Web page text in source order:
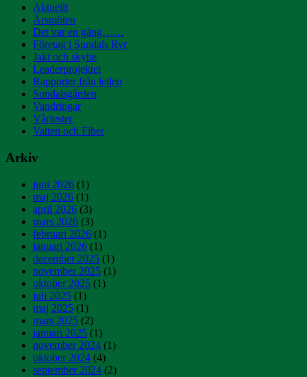
Aktuellt
Årsmöten
Det var en gång……
Företag i Sundals Ryr
Jakt och skytte
Leaderprojektet
Rapporter från leden
Sundalsgården
Vandringar
Vårfester
Vatten och Fiber
Arkiv
juni 2026 (1)
maj 2026 (1)
april 2026 (3)
mars 2026 (3)
februari 2026 (1)
januari 2026 (1)
december 2025 (1)
november 2025 (1)
oktober 2025 (1)
juli 2025 (1)
maj 2025 (1)
mars 2025 (2)
januari 2025 (1)
november 2024 (1)
oktober 2024 (4)
september 2024 (2)